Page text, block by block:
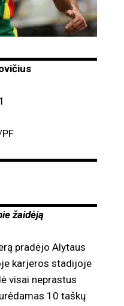
žaidėją
pradėjo Alytaus
karjeros stadijoje
visai neprastus
10 taškų